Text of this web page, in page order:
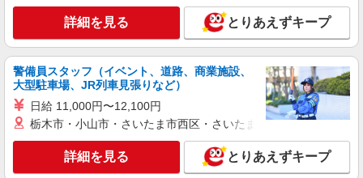
【au】人気機種に詳しくなれる携帯販売
時給1450円〜 ※残業代支給 ★交通費別途支給
（規定あり） ゜+゜・。○。・゜+゜・。○。・゜
+゜ 入社祝い金10万円支給(規定有) お友達を紹介
頂くと, インセンティブ支給(規定有) ★月2回払
い・週払い可能（規程有）★ ゜・。○。・゜
+゜・。○。・゜+゜
長崎県諫早市のauショップ
キープ 詳細を見る
株式会社シエロ
スマホ携帯販売【エーユー】
詳細を見る とりあえずキープ
警備員スタッフ（イベント、道路、商業施設、
大型駐車場、JR列車見張りなど）
日給 11,000円〜12,100円
栃木市・小山市・さいたま市西区・さいたま市岩槻区・久喜市・
詳細を見る とりあえずキープ